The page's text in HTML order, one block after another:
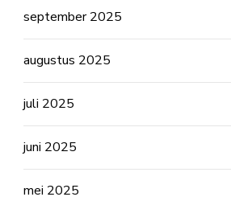
september 2025
augustus 2025
juli 2025
juni 2025
mei 2025